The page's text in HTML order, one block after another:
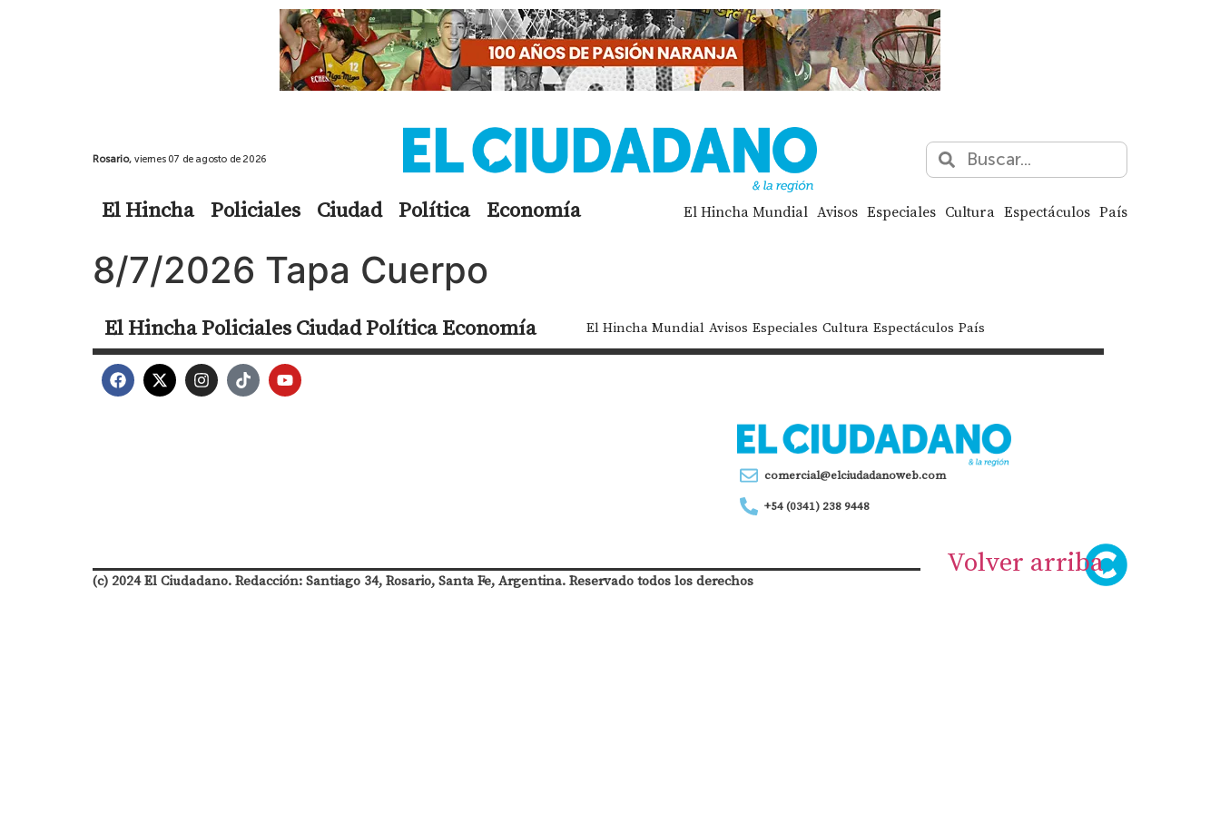
Rosario, viernes 07 de agosto de 2026
El Hincha Policiales Ciudad Política Economía El Hincha Mundial Avisos Especiales Cultura Espectáculos País
8/7/2026 Tapa Cuerpo
El HinchaPolicialesCiudadPolíticaEconomía El Hincha Mundial Avisos Especiales Cultura Espectáculos País
comercial@elciudadanoweb.com
+54 (0341) 238 9448
(c) 2024 El Ciudadano. Redacción: Santiago 34, Rosario, Santa Fe, Argentina. Reservado todos los derechos
Volver arriba